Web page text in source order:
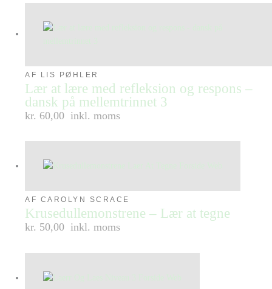
AF LIS PØHLER
Lær at lære med refleksion og respons –
dansk på mellemtrinnet 3
kr. 60,00 inkl. moms
AF CAROLYN SCRACE
Krusedullemonstrene – Lær at tegne
kr. 50,00 inkl. moms